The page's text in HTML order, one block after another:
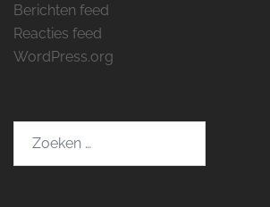
Berichten feed
Reacties feed
WordPress.org